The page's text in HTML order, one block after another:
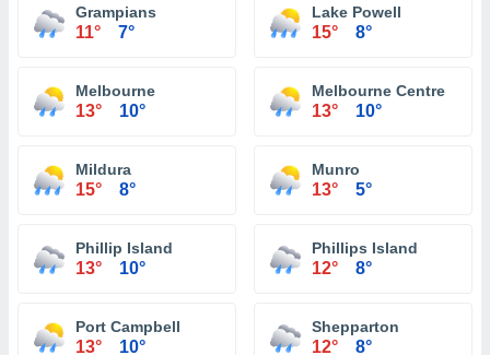
Grampians
11° 7°
Lake Powell
15° 8°
Melbourne
13° 10°
Melbourne Centre
13° 10°
Mildura
15° 8°
Munro
13° 5°
Phillip Island
13° 10°
Phillips Island
12° 8°
Port Campbell
13° 10°
Shepparton
12° 8°